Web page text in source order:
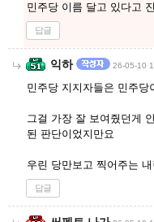
민주당 이름 달고 있다고
답글
익하 26-05-10
민주당 지지자들은 민주
그걸 가장 잘 보여줬던게
된 판단이었지만요
우린 당만보고 찍어주는
답글